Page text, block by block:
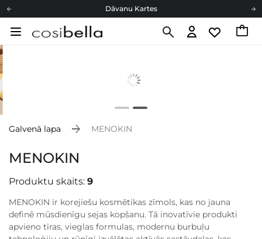
Dāvanu Kartes
Cosibella lojalitātes programma
Galvenā lapa MENOKIN
MENOKIN
Produktu skaits: 9
MENOKIN ir korejiešu kosmētikas zīmols, kas no jauna
definē mūsdienīgu sejas kopšanu. Tā inovatīvie produkti
apvieno tīras, vieglas formulas, modernu burbuļu